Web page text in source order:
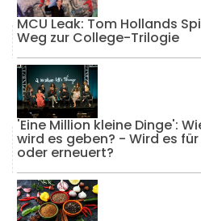
MCU Leak: Tom Hollands
Weg zur College-Trilogie
'Eine Million kleine Dinge':
wird es geben? - Wird es
oder erneuert?